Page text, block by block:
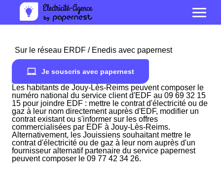
Sur le réseau ERDF / Enedis avec papernest
Je souscris avec papernest
Les habitants de Jouy-Lès-Reims peuvent composer le
numéro national du service client d'EDF au 09 69 32 15
15 pour joindre EDF : mettre le contrat d'électricité ou de
gaz à leur nom directement auprès d'EDF, modifier un
contrat existant ou s'informer sur les offres
commercialisées par EDF à Jouy-Lès-Reims.
Alternativement, les Jouissiens souhaitant mettre le
contrat d'électricité ou de gaz à leur nom auprès d'un
fournisseur alternatif partenaire du service papernest
peuvent composer le 09 77 42 34 26.